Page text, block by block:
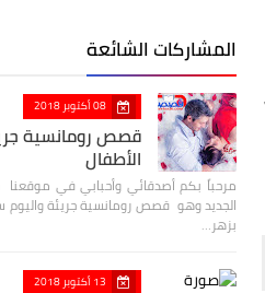
المشاركات الشائعة
08 أكتوبر 2018
قصص رومانسية
الأطفال
الجديد وهو قصص رومانسية جريئة
بزهر…
13 أكتوبر 2018